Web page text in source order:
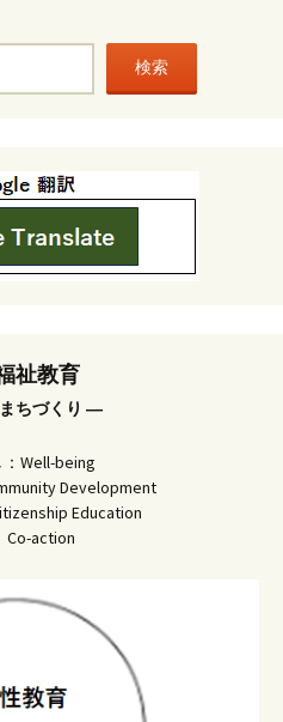
検索
祉教育
ちづくり ―
Well-being
Development
Education
Co-action